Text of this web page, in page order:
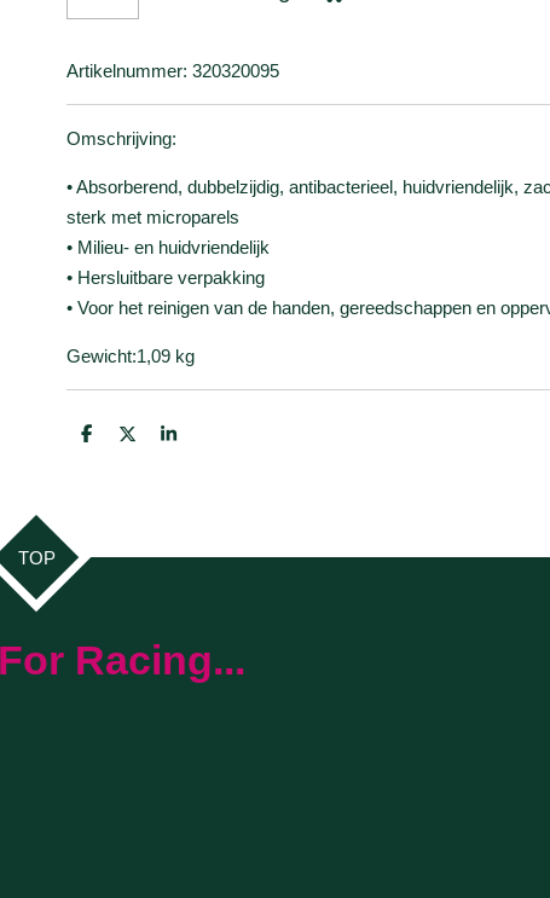
Artikelnummer: 320320095
Omschrijving:
• Absorberend, dubbelzijdig, antibacterieel, huidvriendelijk,
sterk met microparels
• Milieu- en huidvriendelijk
• Hersluitbare verpakking
• Voor het reinigen van de handen, gereedschappen en
Gewicht:1,09 kg
D
D
S
TOP
Racing...